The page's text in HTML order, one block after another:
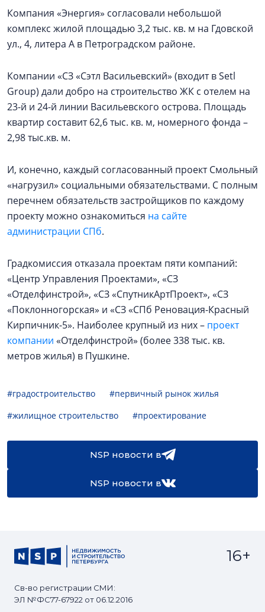
Компания «Энергия» согласовали небольшой
комплекс жилой площадью 3,2 тыс. кв. м на Гдовской
ул., 4, литера А в Петроградском районе.
Компании «СЗ «Сэтл Васильевский» (входит в Setl
Group) дали добро на строительство ЖК с отелем на
23-й и 24-й линии Васильевского острова. Площадь
квартир составит 62,6 тыс. кв. м, номерного фонда –
2,98 тыс.кв. м.
И, конечно, каждый согласованный проект Смольный
«нагрузил» социальными обязательствами. С полным
перечнем обязательств застройщиков по каждому
проекту можно ознакомиться на сайте
администрации СПб.
Градкомиссия отказала проектам пяти компаний:
«Центр Управления Проектами», «СЗ
«Отделфинстрой», «СЗ «СпутникАртПроект», «СЗ
«Поклонногорская» и «СЗ «СПб Реновация-Красный
Кирпичник-5». Наиболее крупный из них – проект
компании «Отделфинстрой» (более 338 тыс. кв.
метров жилья) в Пушкине.
#градостроительство
#первичный рынок жилья
#жилищное строительство
#проектирование
NSP новости в
NSP новости в
Св-во регистрации СМИ:
ЭЛ №ФС77-67922 от 06.12.2016
16+